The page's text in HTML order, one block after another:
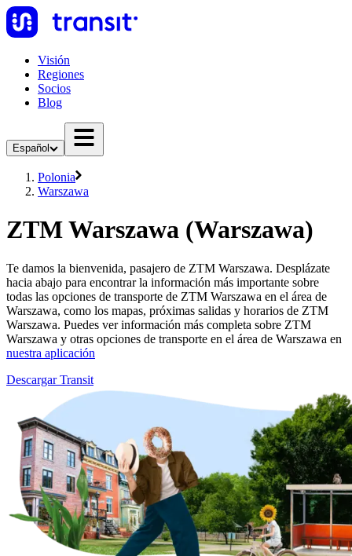
Visión
Regiones
Socios
Blog
Español
Polonia
Warszawa
ZTM Warszawa (Warszawa)
Te damos la bienvenida, pasajero de ZTM Warszawa. Desplázate
hacia abajo para encontrar la información más importante sobre
todas las opciones de transporte de ZTM Warszawa en el área de
Warszawa, como los mapas, próximas salidas y horarios de ZTM
Warszawa. Puedes ver información más completa sobre ZTM
Warszawa y otras opciones de transporte en el área de Warszawa en
nuestra aplicación
Descargar Transit